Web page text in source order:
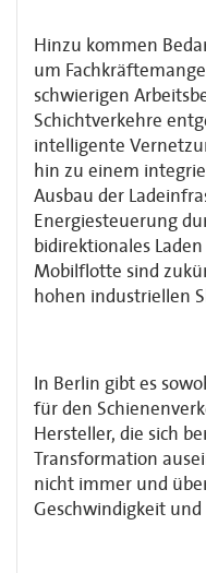
Hinzu kommen
um
schwierigen
Schichtverkehre
intelligente
hin zu einem
Ausbau der
Energiesteuerung
bidirektionales
Mobilflotte sind
hohen industriellen
In Berlin gibt es
für den
Hersteller, die sich
Transformation
nicht immer und
Geschwindigkeit und